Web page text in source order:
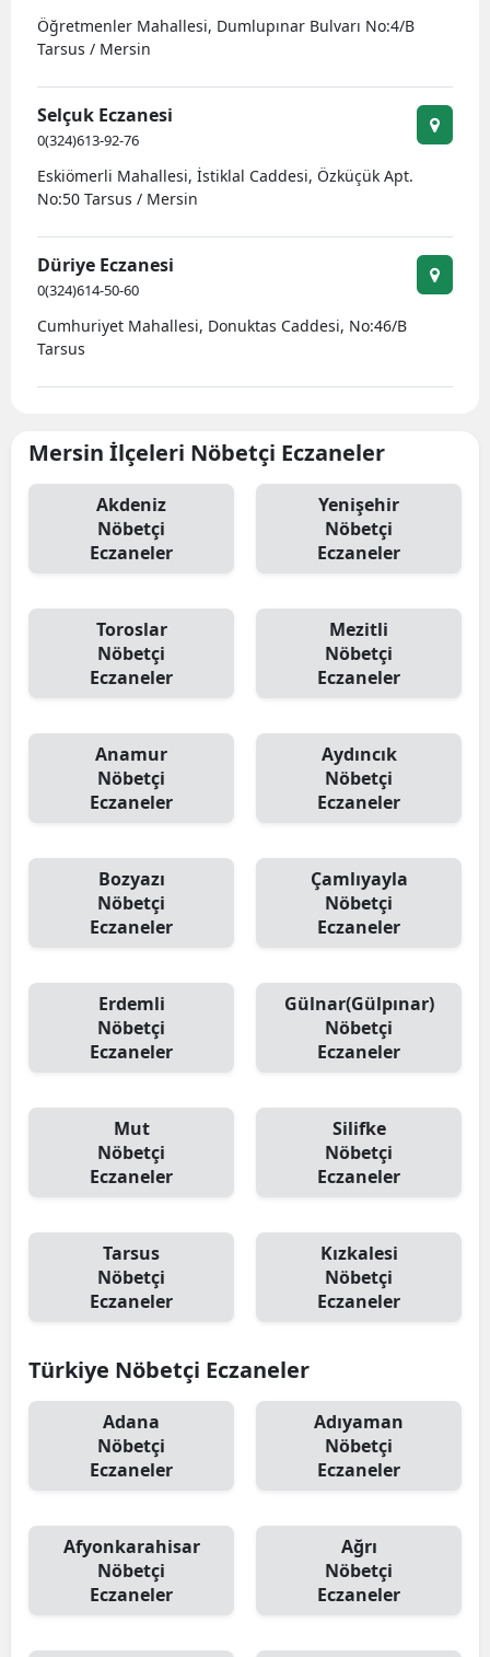
Öğretmenler Mahallesi, Dumlupınar Bulvarı No:4/B
Tarsus / Mersin
Selçuk Eczanesi
0(324)613-92-76
Eskiömerli Mahallesi, İstiklal Caddesi, Özküçük Apt.
No:50 Tarsus / Mersin
Düriye Eczanesi
0(324)614-50-60
Cumhuriyet Mahallesi, Donuktas Caddesi, No:46/B
Tarsus
Mersin İlçeleri Nöbetçi Eczaneler
Akdeniz
Nöbetçi
Eczaneler
Yenişehir
Nöbetçi
Eczaneler
Toroslar
Nöbetçi
Eczaneler
Mezitli
Nöbetçi
Eczaneler
Anamur
Nöbetçi
Eczaneler
Aydıncık
Nöbetçi
Eczaneler
Bozyazı
Nöbetçi
Eczaneler
Çamlıyayla
Nöbetçi
Eczaneler
Erdemli
Nöbetçi
Eczaneler
Gülnar(Gülpınar)
Nöbetçi
Eczaneler
Mut
Nöbetçi
Eczaneler
Silifke
Nöbetçi
Eczaneler
Tarsus
Nöbetçi
Eczaneler
Kızkalesi
Nöbetçi
Eczaneler
Türkiye Nöbetçi Eczaneler
Adana
Nöbetçi
Eczaneler
Adıyaman
Nöbetçi
Eczaneler
Afyonkarahisar
Nöbetçi
Eczaneler
Ağrı
Nöbetçi
Eczaneler